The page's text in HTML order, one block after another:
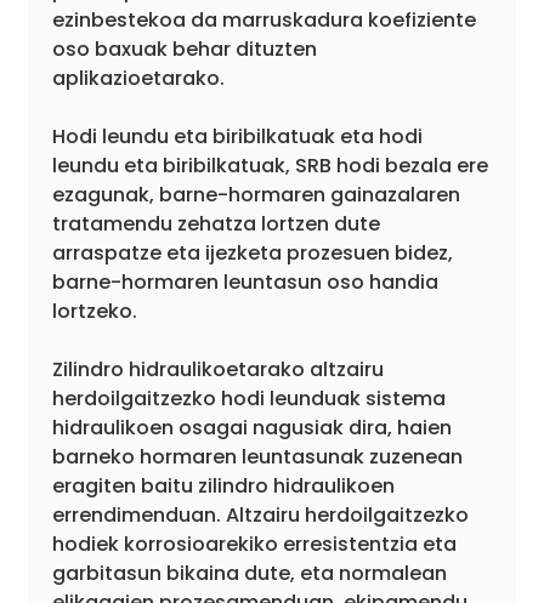
ezinbestekoa da marruskadura koefiziente
oso baxuak behar dituzten
aplikazioetarako.
Hodi leundu eta biribilkatuak eta hodi
leundu eta biribilkatuak, SRB hodi bezala ere
ezagunak, barne-hormaren gainazalaren
tratamendu zehatza lortzen dute
arraspatze eta ijezketa prozesuen bidez,
barne-hormaren leuntasun oso handia
lortzeko.
Zilindro hidraulikoetarako altzairu
herdoilgaitzezko hodi leunduak sistema
hidraulikoen osagai nagusiak dira, haien
barneko hormaren leuntasunak zuzenean
eragiten baitu zilindro hidraulikoen
errendimenduan. Altzairu herdoilgaitzezko
hodiek korrosioarekiko erresistentzia eta
garbitasun bikaina dute, eta normalean